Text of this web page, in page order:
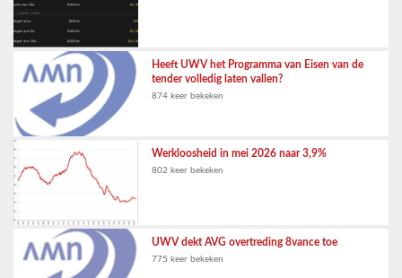
Heeft UWV het Programma van Eisen van de
tender volledig laten vallen?
874 keer bekeken
Werkloosheid in mei 2026 naar 3,9%
802 keer bekeken
UWV dekt AVG overtreding 8vance toe
775 keer bekeken